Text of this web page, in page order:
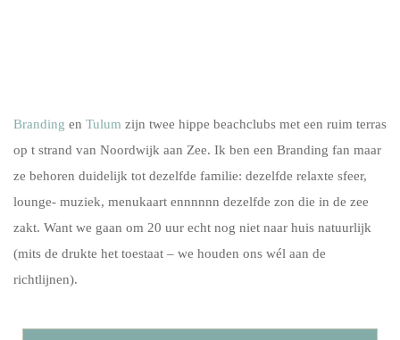
Branding en Tulum zijn twee hippe beachclubs met een ruim terras
op t strand van Noordwijk aan Zee. Ik ben een Branding fan maar
ze behoren duidelijk tot dezelfde familie: dezelfde relaxte sfeer,
lounge- muziek, menukaart ennnnnn dezelfde zon die in de zee
zakt. Want we gaan om 20 uur echt nog niet naar huis natuurlijk
(mits de drukte het toestaat – we houden ons wél aan de
richtlijnen).